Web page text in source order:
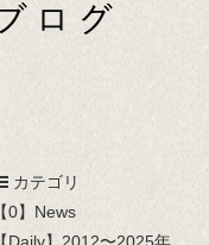
カテゴリ
【0】News